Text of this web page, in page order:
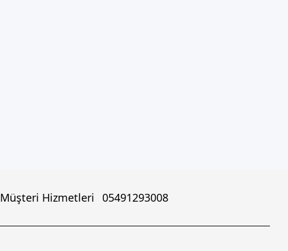
Müşteri Hizmetleri 05491293008